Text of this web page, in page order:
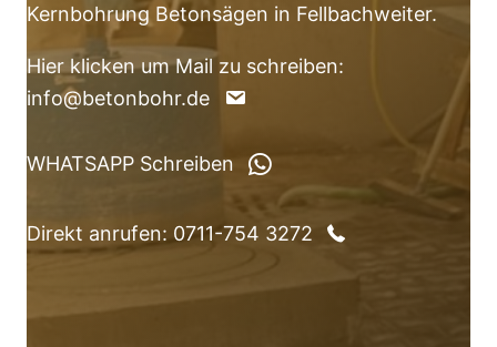
Kernbohrung Betonsägen in Fellbachweiter.
Hier klicken um Mail zu schreiben:
info@betonbohr.de
WHATSAPP Schreiben
Direkt anrufen: 0711-754 3272